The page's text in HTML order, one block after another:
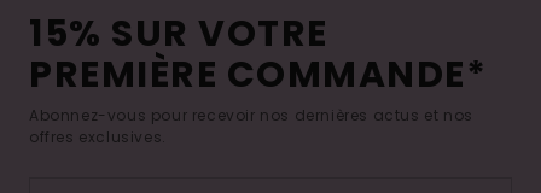
15% SUR VOTRE
PREMIÈRE COMMANDE*
Abonnez-vous pour recevoir nos dernières actus et nos
offres exclusives.